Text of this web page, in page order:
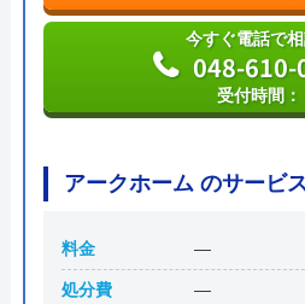
今すぐ電話で
048-610-
受付時間
アークホーム のサービ
料金 ―
処分費 ―